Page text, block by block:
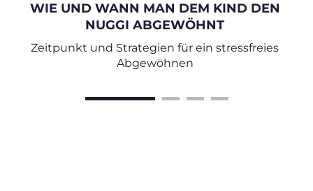
WIE UND WANN MAN DEM KIND DEN
NUGGI ABGEWÖHNT
Zeitpunkt und Strategien für ein stressfreies
Abgewöhnen